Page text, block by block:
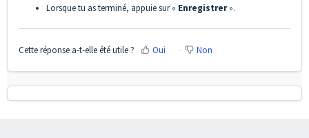
Lorsque tu as terminé, appuie sur « Enregistrer».
Cette réponse a-t-elle été utile ? Oui Non